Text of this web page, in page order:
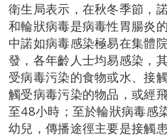
衛生局表示，在秋冬季節，
和輪狀病毒是病毒性胃腸炎
中諾如病毒感染極易在集體
發，各年齡人士均易感染，
受病毒污染的食物或水、接
觸受病毒污染的物品，或經
至48小時；至於輪狀病毒感
幼兒，傳播途徑主要是接觸患